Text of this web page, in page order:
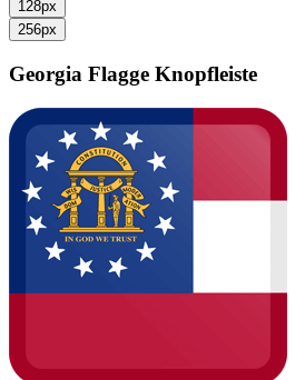
128px
256px
Georgia Flagge Knopfleiste